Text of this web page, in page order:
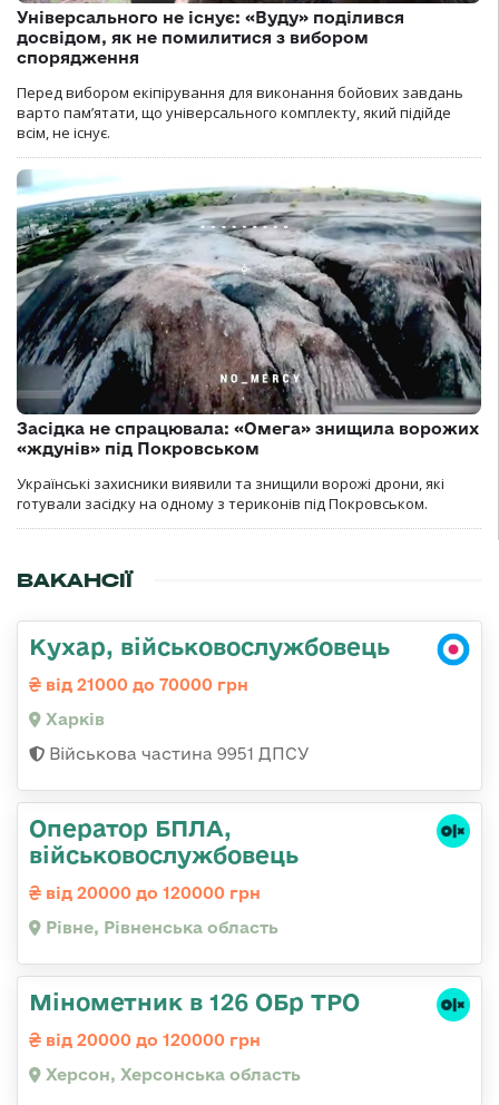
Універсального не існує: «Вуду» поділився
досвідом, як не помилитися з вибором
спорядження
Перед вибором екіпірування для виконання бойових завдань
варто пам’ятати, що універсального комплекту, який підійде
всім, не існує.
Засідка не спрацювала: «Омега» знищила ворожих
«ждунів» під Покровськом
Українські захисники виявили та знищили ворожі дрони, які
готували засідку на одному з териконів під Покровськом.
ВАКАНСІЇ
Кухар, військовослужбовець
від 21000 до 70000 грн
Харків
Військова частина 9951 ДПСУ
Оператор БПЛА,
військовослужбовець
від 20000 до 120000 грн
Рівне, Рівненська область
Мінометник в 126 ОБр ТРО
від 20000 до 120000 грн
Херсон, Херсонська область